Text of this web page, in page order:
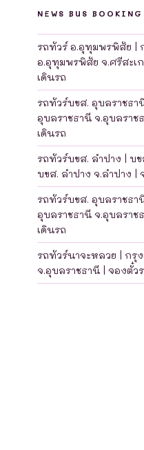
NEWS BUS BOOKING
รถทัวร์ อ.อุทุมพรพิสัย |
อ.อุทุมพรพิสัย จ.ศรีสะเ
เดินรถ
รถทัวร์บขส. อุบลราชธ
อุบลราชธานี จ.อุบลราช
เดินรถ
รถทัวร์บขส. ลำปาง | บ
บขส. ลำปาง จ.ลำปาง |
รถทัวร์บขส. อุบลราชธ
อุบลราชธานี จ.อุบลราช
เดินรถ
รถทัวร์นาจะหลวย | กรุ
จ.อุบลราชธานี | จองตั๋ว